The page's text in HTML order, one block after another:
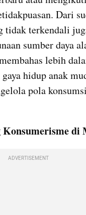
Dari
tidak terkendali
sumber daya
lebih
hidup anak
pola
di
ADVERTISEMENT